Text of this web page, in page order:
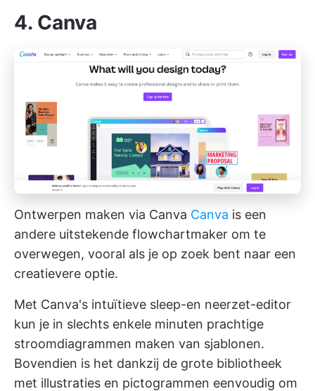
4. Canva
Ontwerpen maken via Canva Canva is een
andere uitstekende flowchartmaker om te
overwegen, vooral als je op zoek bent naar een
creatievere optie.
Met Canva's intuïtieve sleep-en neerzet-editor
kun je in slechts enkele minuten prachtige
stroomdiagrammen maken van sjablonen.
Bovendien is het dankzij de grote bibliotheek
met illustraties en pictogrammen eenvoudig om